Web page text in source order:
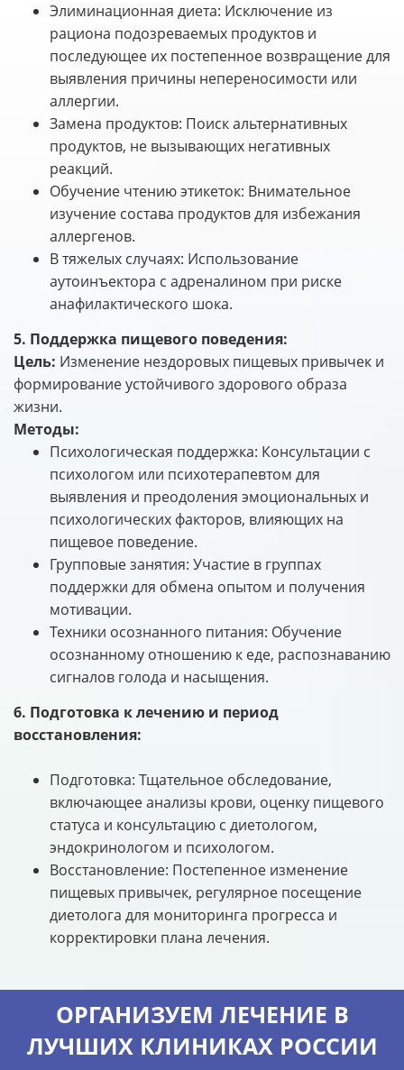
Элиминационная диета: Исключение из
рациона подозреваемых продуктов и
последующее их постепенное возвращение для
выявления причины непереносимости или
аллергии.
Замена продуктов: Поиск альтернативных
продуктов, не вызывающих негативных
реакций.
Обучение чтению этикеток: Внимательное
изучение состава продуктов для избежания
аллергенов.
В тяжелых случаях: Использование
аутоинъектора с адреналином при риске
анафилактического шока.
5. Поддержка пищевого поведения:
Цель: Изменение нездоровых пищевых привычек и
формирование устойчивого здорового образа
жизни.
Методы:
Психологическая поддержка: Консультации с
психологом или психотерапевтом для
выявления и преодоления эмоциональных и
психологических факторов, влияющих на
пищевое поведение.
Групповые занятия: Участие в группах
поддержки для обмена опытом и получения
мотивации.
Техники осознанного питания: Обучение
осознанному отношению к еде, распознаванию
сигналов голода и насыщения.
6. Подготовка к лечению и период
восстановления:
Подготовка: Тщательное обследование,
включающее анализы крови, оценку пищевого
статуса и консультацию с диетологом,
эндокринологом и психологом.
Восстановление: Постепенное изменение
пищевых привычек, регулярное посещение
диетолога для мониторинга прогресса и
корректировки плана лечения.
ОРГАНИЗУЕМ ЛЕЧЕНИЕ В
ЛУЧШИХ КЛИНИКАХ РОССИИ